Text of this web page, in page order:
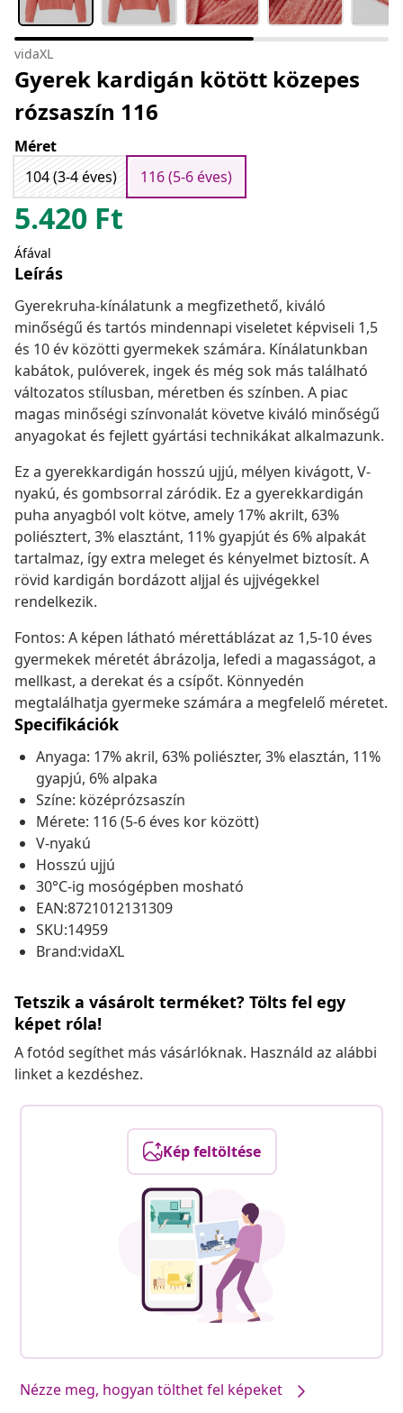
vidaXL
Gyerek kardigán kötött közepes
rózsaszín 116
Méret
104 (3-4 éves)
116 (5-6 éves)
5.420 Ft
Áfával
Leírás
Gyerekruha-kínálatunk a megfizethető, kiváló
minőségű és tartós mindennapi viseletet képviseli 1,5
és 10 év közötti gyermekek számára. Kínálatunkban
kabátok, pulóverek, ingek és még sok más található
változatos stílusban, méretben és színben. A piac
magas minőségi színvonalát követve kiváló minőségű
anyagokat és fejlett gyártási technikákat alkalmazunk.
Ez a gyerekkardigán hosszú ujjú, mélyen kivágott, V-
nyakú, és gombsorral záródik. Ez a gyerekkardigán
puha anyagból volt kötve, amely 17% akrilt, 63%
poliésztert, 3% elasztánt, 11% gyapjút és 6% alpakát
tartalmaz, így extra meleget és kényelmet biztosít. A
rövid kardigán bordázott aljjal és ujjvégekkel
rendelkezik.
Fontos: A képen látható mérettáblázat az 1,5-10 éves
gyermekek méretét ábrázolja, lefedi a magasságot, a
mellkast, a derekat és a csípőt. Könnyedén
megtalálhatja gyermeke számára a megfelelő méretet.
Specifikációk
Anyaga: 17% akril, 63% poliészter, 3% elasztán, 11%
gyapjú, 6% alpaka
Színe: középrózsaszín
Mérete: 116 (5-6 éves kor között)
V-nyakú
Hosszú ujjú
30°C-ig mosógépben mosható
EAN:8721012131309
SKU:14959
Brand:vidaXL
Tetszik a vásárolt terméket? Tölts fel egy
képet róla!
A fotód segíthet más vásárlóknak. Használd az alábbi
linket a kezdéshez.
Kép feltöltése
Nézze meg, hogyan tölthet fel képeket